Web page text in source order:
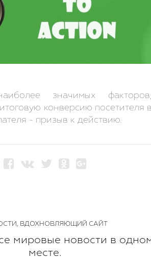
значимых
конверсию посетителя
- призыв к действию.
ВДОХНОВЛЯЮЩИЙ САЙТ
мировые новости в
месте.